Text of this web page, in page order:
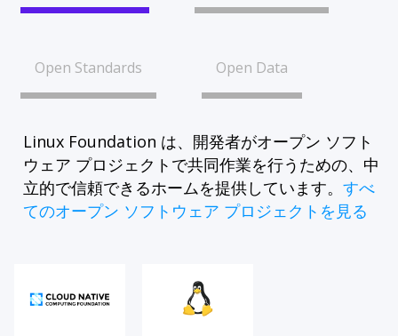
Open Standards Open Data
Linux Foundation は、開発者がオープン ソフト
ウェア プロジェクトで共同作業を行うための、中
立的で信頼できるホームを提供しています。 すべ
てのオープン ソフトウェア プロジェクトを見る